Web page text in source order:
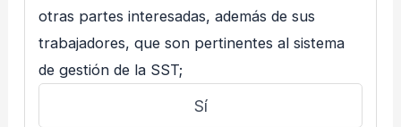
otras partes interesadas, además de sus
trabajadores, que son pertinentes al sistema
de gestión de la SST;
Sí